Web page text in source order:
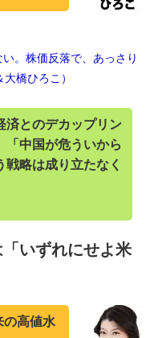
。株価反落で、あっさり
橋ひろこ）
済とのデカップリン
「中国が危ういから
略は成り立たなく
いずれにせよ米
の高値水